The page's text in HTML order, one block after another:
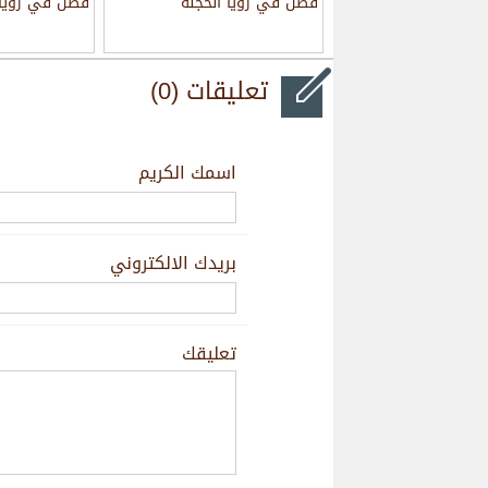
تعليقات (0)
اسمك الكريم
بريدك الالكتروني
تعليقك